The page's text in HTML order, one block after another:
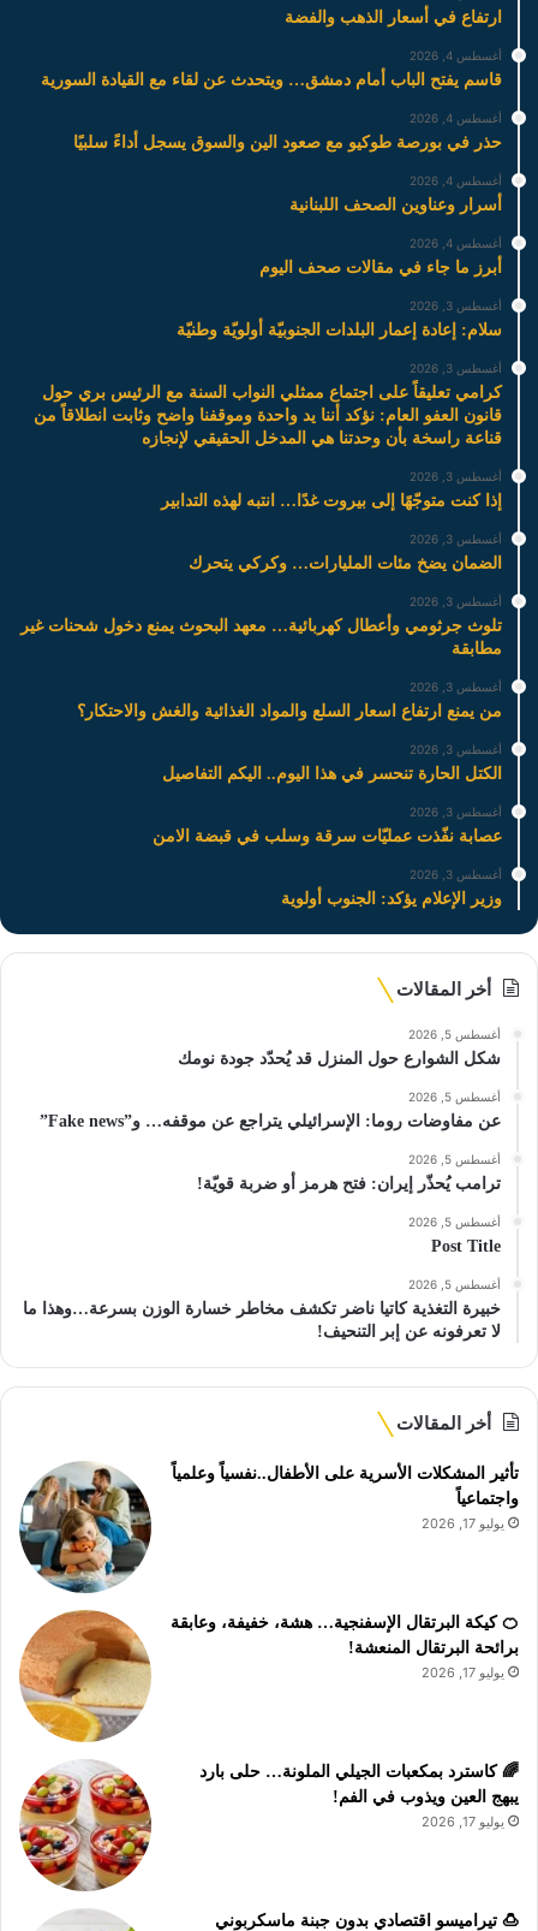
ارتفاع في أسعار الذهب والفضة
أغسطس 4, 2026
قاسم يفتح الباب أمام دمشق… ويتحدث عن لقاء مع القيادة السورية
أغسطس 4, 2026
حذر في بورصة طوكيو مع صعود الين والسوق يسجل أداءً سلبيًا
أغسطس 4, 2026
أسرار وعناوين الصحف اللبنانية
أغسطس 4, 2026
أبرز ما جاء في مقالات صحف اليوم
أغسطس 3, 2026
سلام: إعادة إعمار البلدات الجنوبيّة أولويّة وطنيّة
أغسطس 3, 2026
كرامي تعليقاً على اجتماع ممثلي النواب السنة مع الرئيس بري حول
قانون العفو العام: نؤكد أننا يد واحدة وموقفنا واضح وثابت انطلاقاً من
قناعة راسخة بأن وحدتنا هي المدخل الحقيقي لإنجازه
أغسطس 3, 2026
إذا كنت متوجّهًا إلى بيروت غدًا… انتبه لهذه التدابير
أغسطس 3, 2026
الضمان يضخ مئات المليارات… وكركي يتحرك
أغسطس 3, 2026
تلوث جرثومي وأعطال كهربائية… معهد البحوث يمنع دخول شحنات غير
مطابقة
أغسطس 3, 2026
من يمنع ارتفاع اسعار السلع والمواد الغذائية والغش والاحتكار؟
أغسطس 3, 2026
الكتل الحارة تنحسر في هذا اليوم.. اليكم التفاصيل
أغسطس 3, 2026
عصابة نفّذت عمليّات سرقة وسلب في قبضة الامن
أغسطس 3, 2026
وزير الإعلام يؤكد: الجنوب أولوية
أخر المقالات
أغسطس 5, 2026
شكل الشوارع حول المنزل قد يُحدّد جودة نومك
أغسطس 5, 2026
عن مفاوضات روما: الإسرائيلي يتراجع عن موقفه… و”Fake news”
أغسطس 5, 2026
ترامب يُحذّر إيران: فتح هرمز أو ضربة قويّة!
أغسطس 5, 2026
Post Title
أغسطس 5, 2026
خبيرة التغذية كاتيا ناضر تكشف مخاطر خسارة الوزن بسرعة…وهذا ما
لا تعرفونه عن إبر التنحيف!
أخر المقالات
تأثير المشكلات الأسرية على الأطفال..نفسياً وعلمياً
واجتماعياً
يوليو 17, 2026
🍊 كيكة البرتقال الإسفنجية… هشة، خفيفة، وعابقة
برائحة البرتقال المنعشة!
يوليو 17, 2026
🌈 كاسترد بمكعبات الجيلي الملونة… حلى بارد
يبهج العين ويذوب في الفم!
يوليو 17, 2026
🍮 تيراميسو اقتصادي بدون جبنة ماسكربوني